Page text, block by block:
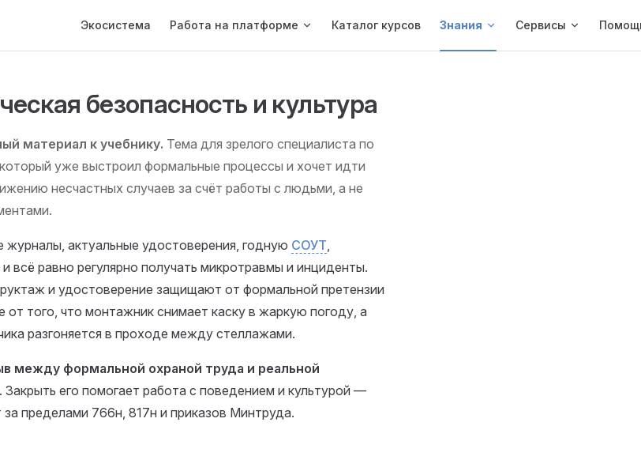
Экосистема Работа на платформе Каталог курсов Знания Сервисы
безопасность и культура
материал к учебнику. Тема для зрелого специалиста по
уже выстроил формальные процессы и хочет идти
несчастных случаев за счёт работы с людьми, а не
актуальные удостоверения, годную СОУТ,
всё равно регулярно получать микротравмы и инциденты.
и удостоверение защищают от формальной претензии
от того, что монтажник снимает каску в жаркую погоду, а
разгоняется в проходе между стеллажами.
между формальной охраной труда и реальной
. Закрыть его помогает работа с поведением и культурой —
пределами 766н, 817н и приказов Минтруда.